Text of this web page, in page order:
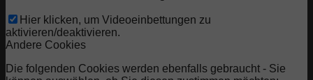
Hier klicken, um Videoeinbettungen zu
aktivieren/deaktivieren.
Andere Cookies
Die folgenden Cookies werden ebenfalls gebraucht - Sie